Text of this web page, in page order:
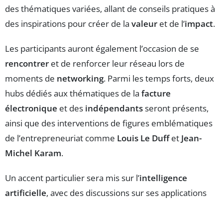
des thématiques variées, allant de conseils pratiques à
des inspirations pour créer de la valeur et de l’impact.
Les participants auront également l’occasion de se
rencontrer et de renforcer leur réseau lors de
moments de networking. Parmi les temps forts, deux
hubs dédiés aux thématiques de la facture
électronique et des indépendantsseront présents,
ainsi que des interventions de figures emblématiques
de l’entrepreneuriat comme Louis Le Duffet Jean-
Michel Karam.
Un accent particulier sera mis sur l’intelligence
artificielle, avec des discussions sur ses applications